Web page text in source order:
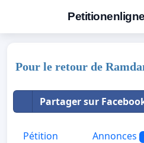
Pour le retour de
Partager sur
Pétition Annonces